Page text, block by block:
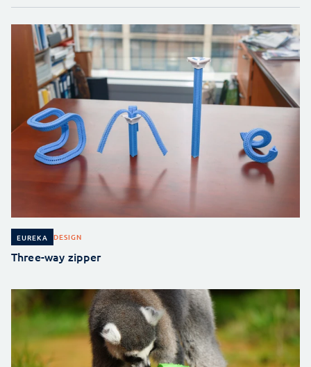
EUREKA DESIGN
Three-way zipper